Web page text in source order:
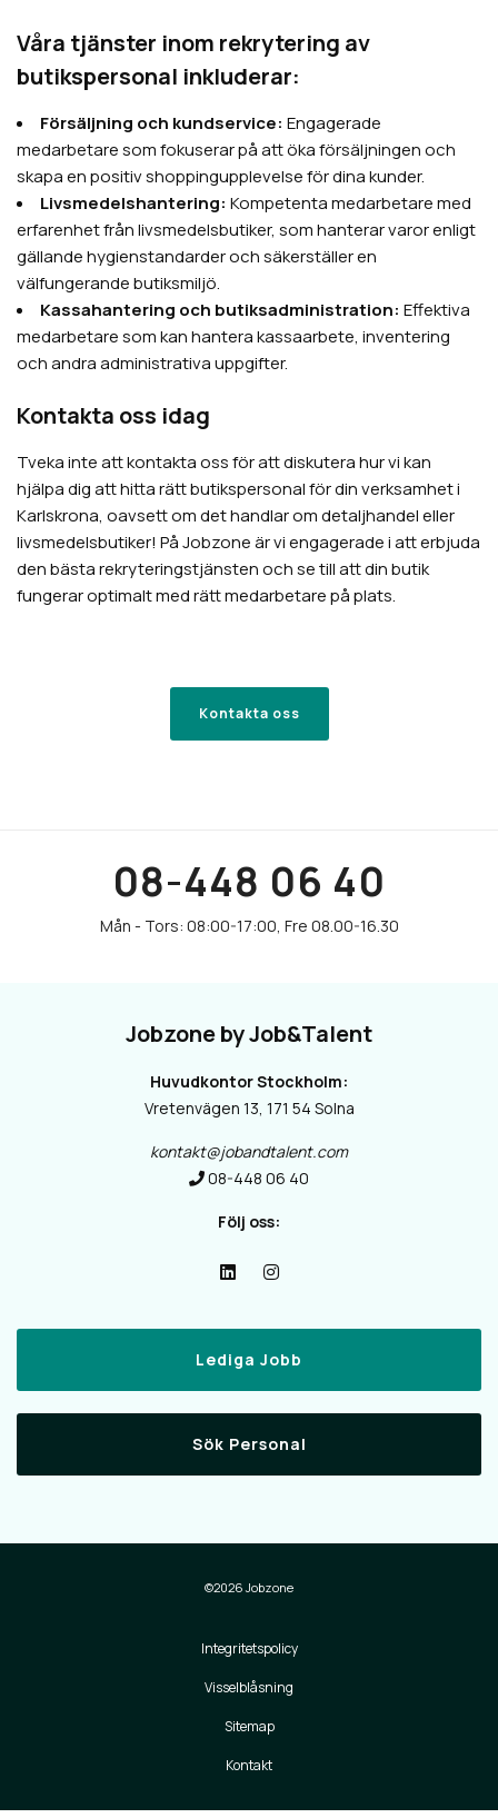
Våra tjänster inom rekrytering av
butikspersonal inkluderar:
Försäljning och kundservice: Engagerade
medarbetare som fokuserar på att öka försäljningen och
skapa en positiv shoppingupplevelse för dina kunder.
Livsmedelshantering: Kompetenta medarbetare med
erfarenhet från livsmedelsbutiker, som hanterar varor enligt
gällande hygienstandarder och säkerställer en
välfungerande butiksmiljö.
Kassahantering och butiksadministration: Effektiva
medarbetare som kan hantera kassaarbete, inventering
och andra administrativa uppgifter.
Kontakta oss idag
Tveka inte att kontakta oss för att diskutera hur vi kan
hjälpa dig att hitta rätt butikspersonal för din verksamhet i
Karlskrona, oavsett om det handlar om detaljhandel eller
livsmedelsbutiker! På Jobzone är vi engagerade i att erbjuda
den bästa rekryteringstjänsten och se till att din butik
fungerar optimalt med rätt medarbetare på plats.
Kontakta oss
08-448 06 40
Jobzone by Job&Talent
Huvudkontor Stockholm:
Vretenvägen 13, 171 54 Solna
kontakt@jobandtalent.com
08-448 06 40
Följ oss:
Lediga Jobb
Sök Personal
©2026 Jobzone
Integritetspolicy
Visselblåsning
Sitemap
Kontakt